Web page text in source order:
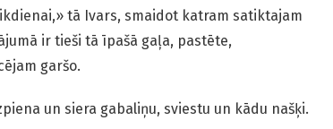
tā Ivars, smaidot katram satiktajam
ir tieši tā īpašā gaļa, pastēte,
garšo.
un siera gabaliņu, sviestu un kādu našķi.